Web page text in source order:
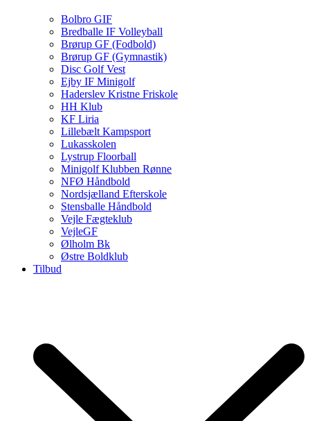
Bolbro GIF
Bredballe IF Volleyball
Brørup GF (Fodbold)
Brørup GF (Gymnastik)
Disc Golf Vest
Ejby IF Minigolf
Haderslev Kristne Friskole
HH Klub
KF Liria
Lillebælt Kampsport
Lukasskolen
Lystrup Floorball
Minigolf Klubben Rønne
NFØ Håndbold
Nordsjælland Efterskole
Stensballe Håndbold
Vejle Fægteklub
VejleGF
Ølholm Bk
Østre Boldklub
Tilbud